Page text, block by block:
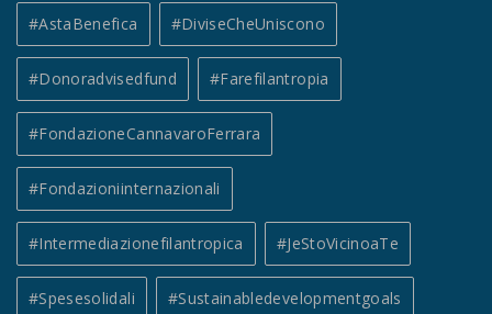
#AstaBenefica #DiviseCheUniscono
#donoradvisedfund #farefilantropia
#FondazioneCannavaroFerrara
#fondazioniinternazionali
#intermediazionefilantropica #JeStoVicinoaTe
#spesesolidali #sustainabledevelopmentgoals